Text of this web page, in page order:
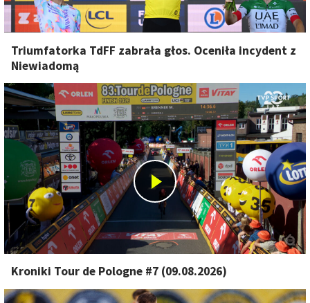
Triumfatorka TdFF zabrała głos. Oceniła incydent z
Niewiadomą
Kroniki Tour de Pologne #7 (09.08.2026)